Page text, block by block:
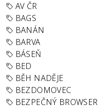
AV ČR
BAGS
BANÁN
BARVA
BÁSEŇ
BED
BĚH NADĚJE
BEZDOMOVEC
BEZPEČNÝ BROWSER